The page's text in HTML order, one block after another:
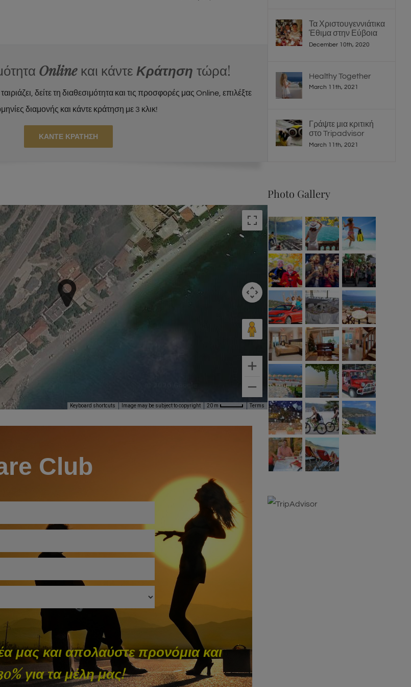
Online και κάντε Κράτηση τώρα!
δείτε τη διαθεσιμότητα και τις προσφορές μας Online, επιλέξτε
διαμονής και κάντε κράτηση με 3 κλικ!
ΚΑΝΤΕ ΚΡΑΤΗΣΗ
Keyboard shortcuts Image may be subject to copyright 20 m Terms
Club
μας και απολαύστε προνόμια και
για τα μέλη μας!
Τα Χριστουγεννιάτικα
Έθιμα στην Εύβοια
December 10th, 2020
Healthy Together
March 11th, 2021
Γράψτε μια κριτική
στο Tripadvisor
March 11th, 2021
Photo Gallery